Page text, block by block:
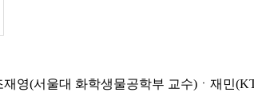
영(서울대 화학생물공학부 교수)ㆍ재민